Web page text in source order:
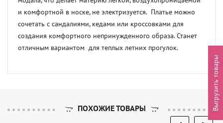
и комфортной в носке, не электризуется.  Платье можно
сочетать с сандалиями, кедами или кроссовками для
создания комфортного непринужденного образа. Станет
отличным вариантом  для теплых летних прогулок.
ПОХОЖИЕ ТОВАРЫ Выгрузить товары